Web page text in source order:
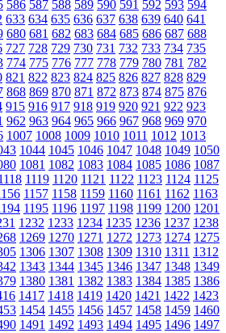
586 587 588 589 590 591 592 593 594
633 634 635 636 637 638 639 640 641
680 681 682 683 684 685 686 687 688
727 728 729 730 731 732 733 734 735
774 775 776 777 778 779 780 781 782
821 822 823 824 825 826 827 828 829
868 869 870 871 872 873 874 875 876
915 916 917 918 919 920 921 922 923
962 963 964 965 966 967 968 969 970
1007 1008 1009 1010 1011 1012 1013
1044 1045 1046 1047 1048 1049 1050
1081 1082 1083 1084 1085 1086 1087
1119 1120 1121 1122 1123 1124 1125
1157 1158 1159 1160 1161 1162 1163
1195 1196 1197 1198 1199 1200 1201
1232 1233 1234 1235 1236 1237 1238
1269 1270 1271 1272 1273 1274 1275
1306 1307 1308 1309 1310 1311 1312
1343 1344 1345 1346 1347 1348 1349
1380 1381 1382 1383 1384 1385 1386
1417 1418 1419 1420 1421 1422 1423
1454 1455 1456 1457 1458 1459 1460
1491 1492 1493 1494 1495 1496 1497